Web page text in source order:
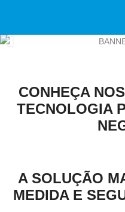
CONHEÇA
TECNOLOGIA
A SOLUÇÃO
MEDIDA E